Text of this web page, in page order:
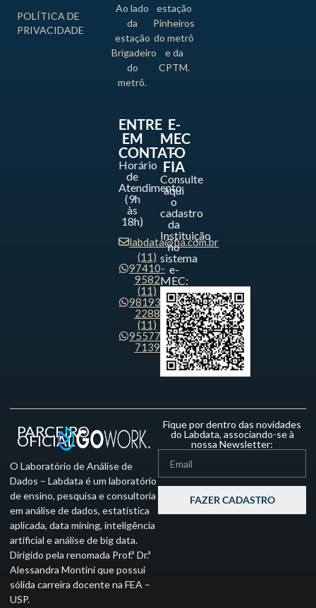
POLÍTICA DE
PRIVACIDADE
Ao lado
da
estação
Brigadeiro
do
metrô.
estação
Pinheiros
do metrô
e da
CPTM.
ENTRE
EM
CONTATO
Horário
de
Atendimento
(9h
às
18h)
labdata@fia.com.br
(11)
97410-
9582
(11)
98193-
2288
(11)
95577-
7139
E-
MEC
-
FIA
Consulte
aqui
o
cadastro
da
Instituição
no
sistema
e-
MEC:
PARCEIRO
OFICIAL
O Laboratório de Análise de
Dados – Labdata é um laboratório
de ensino, pesquisa e consultoria
em análise de dados, estatística
aplicada, data mining, inteligência
artificial e análise de big data.
Dirigido pela renomada Prof.ª Dr.ª
Alessandra Montini que possui
sólida carreira docente na FEA –
USP.
Fique por dentro das novidades
do Labdata, associando-se à
nossa Newsletter:
FAZER CADASTRO